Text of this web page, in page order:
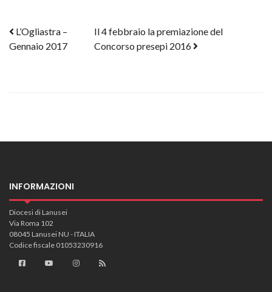
Post navigation
L’Ogliastra –
Gennaio 2017
Il 4 febbraio la premiazione del
Concorso presepi 2016
INFORMAZIONI
Diocesi di Lanusei
Via Roma 102
08045 Lanusei NU - ITALIA
Codice fiscale 01053230916